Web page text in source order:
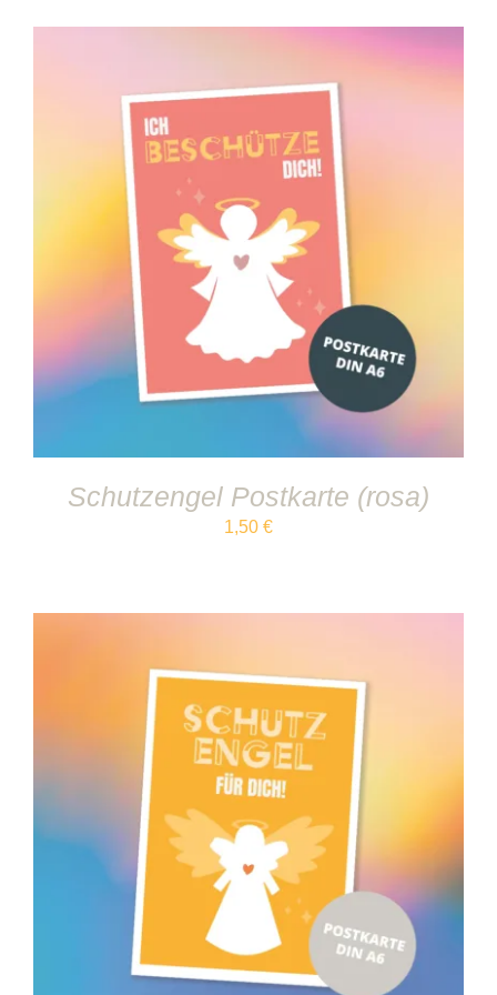
IN DEN WARENKORB / DETAILS
Schutzengel Postkarte (rosa)
1,50 €
IN DEN WARENKORB DETAILS